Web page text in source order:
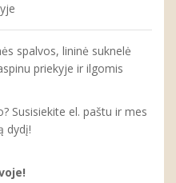
spalvos, lininė suknelė
priekyje ir ilgomis
Susisiekite el. paštu ir mes
dydį!